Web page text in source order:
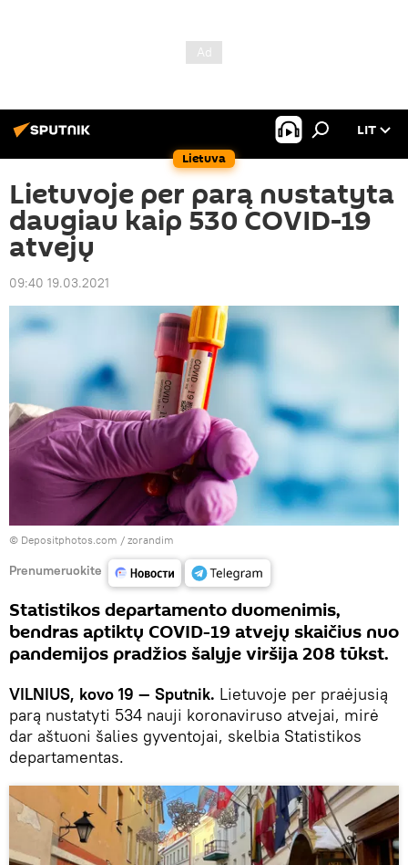
Lietuva
LIT
Lietuvoje per parą nustatyta
daugiau kaip 530 COVID-19
atvejų
09:40 19.03.2021
© Depositphotos.com / zorandim
Prenumeruokite
Statistikos departamento duomenimis,
bendras aptiktų COVID-19 atvejų skaičius nuo
pandemijos pradžios šalyje viršija 208 tūkst.
VILNIUS, kovo 19 — Sputnik. Lietuvoje per praėjusią
parą nustatyti 534 nauji koronaviruso atvejai, mirė
dar aštuoni šalies gyventojai, skelbia Statistikos
departamentas.